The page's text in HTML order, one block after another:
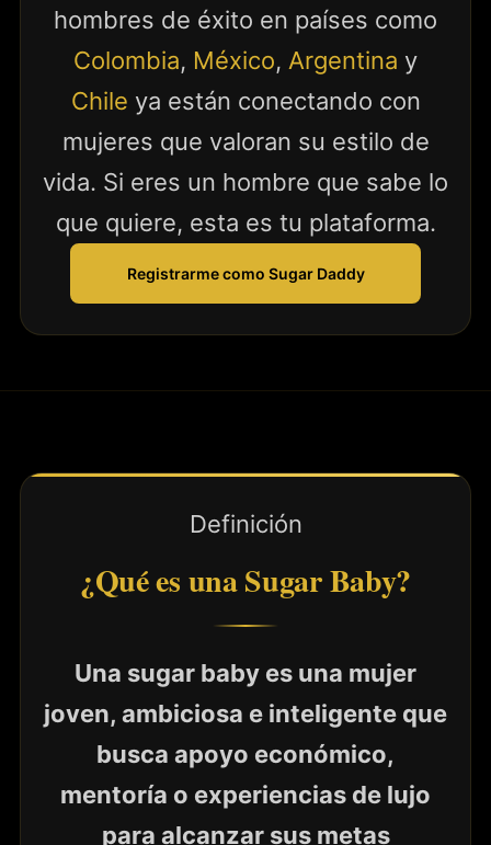
hombres de éxito en países como
Colombia, México, Argentina y
Chile ya están conectando con
mujeres que valoran su estilo de
vida. Si eres un hombre que sabe lo
que quiere, esta es tu plataforma.
Registrarme como Sugar Daddy
Definición
¿Qué es una Sugar Baby?
Una sugar baby es una mujer
joven, ambiciosa e inteligente que
busca apoyo económico,
mentoría o experiencias de lujo
para alcanzar sus metas